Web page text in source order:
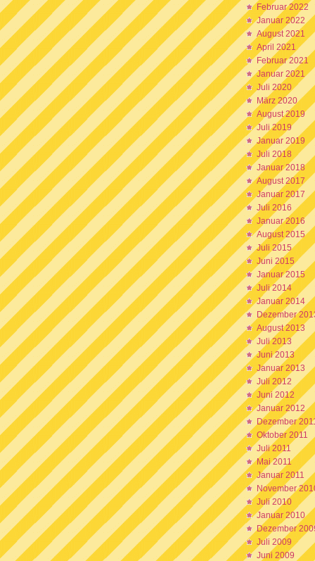
Februar 2022
Januar 2022
August 2021
April 2021
Februar 2021
Januar 2021
Juli 2020
März 2020
August 2019
Juli 2019
Januar 2019
Juli 2018
Januar 2018
August 2017
Januar 2017
Juli 2016
Januar 2016
August 2015
Juli 2015
Juni 2015
Januar 2015
Juli 2014
Januar 2014
Dezember
August 2013
Juli 2013
Juni 2013
Januar 2013
Juli 2012
Juni 2012
Januar 2012
Dezember
Oktober 2011
Juli 2011
Mai 2011
Januar 2011
November
Juli 2010
Januar 2010
Dezember
Juli 2009
Juni 2009